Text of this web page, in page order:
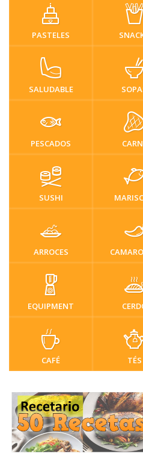
PASTELES
SALUDABLE
PESCADOS
SUSHI
ARROCES
EQUIPMENT
CAFÉ TÉS